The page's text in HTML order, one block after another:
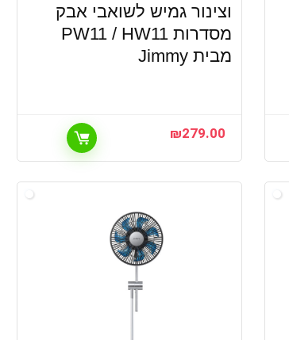
וצינור גמיש לשואבי אבק
מסדרות PW11 / HW11
מבית Jimmy
₪279.00